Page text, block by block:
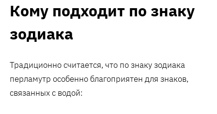
Кому подходит по знаку
зодиака
Традиционно считается, что по знаку зодиака
перламутр особенно благоприятен для знаков,
связанных с водой: